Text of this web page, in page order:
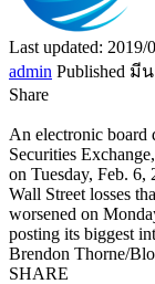
Last updated: 2019/
admin Published มี
Share
An electronic board
Securities
on Tuesday, Feb. 6,
Wall Street losses
worsened on
posting its biggest
Brendon Thorne/
SHARE